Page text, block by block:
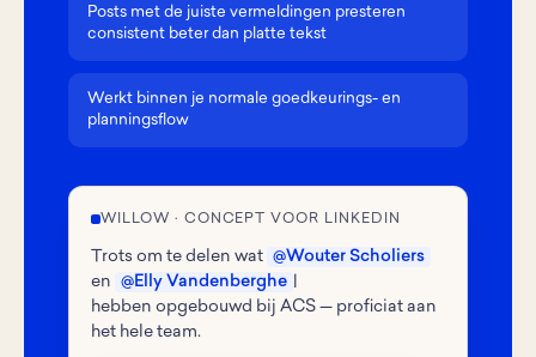
Posts met de juiste vermeldingen presteren
consistent beter dan platte tekst
Werkt binnen je normale goedkeurings- en
planningsflow
WILLOW · CONCEPT VOOR LINKEDIN
Trots om te delen wat @Wouter Scholiers
en @Elly Vandenberghe
hebben opgebouwd bij ACS — proficiat aan
het hele team.